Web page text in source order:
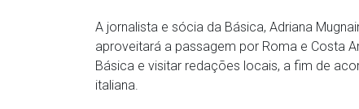
A jornalista e sócia da Básica, Adriana
aproveitará a passagem por Roma e Costa
Básica e visitar redações locais, a fim de
italiana.